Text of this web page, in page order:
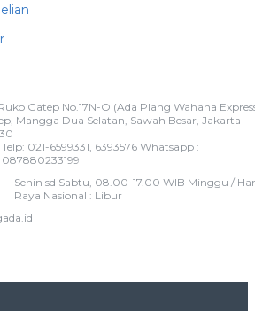
Gatep No.17N-O (Ada Plang Wahana
Mangga Dua Selatan, Sawah Besar, Jakarta
Telp: 021-6599331, 6393576 Whatsapp :
087880233199
Senin sd Sabtu, 08.00-17.00 WIB Minggu /
Raya Nasional : Libur